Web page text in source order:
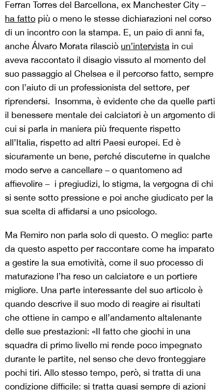
Ferran Torres del Barcellona, ex Manchester City –
ha fatto più o meno le stesse dichiarazioni nel corso
di un incontro con la stampa. E, un paio di anni fa,
anche Álvaro Morata rilasciò un’intervista in cui
aveva raccontato il disagio vissuto al momento del
suo passaggio al Chelsea e il percorso fatto, sempre
con l’aiuto di un professionista del settore, per
riprendersi. Insomma, è evidente che da quelle parti
il benessere mentale dei calciatori è un argomento di
cui si parla in maniera più frequente rispetto
all’Italia, rispetto ad altri Paesi europei. Ed è
sicuramente un bene, perché discuterne in qualche
modo serve a cancellare – o quantomeno ad
affievolire – i pregiudizi, lo stigma, la vergogna di chi
si sente sotto pressione e poi anche giudicato per la
sua scelta di affidarsi a uno psicologo.
Ma Remiro non parla solo di questo. O meglio: parte
da questo aspetto per raccontare come ha imparato
a gestire la sua emotività, come il suo processo di
maturazione l’ha reso un calciatore e un portiere
migliore. Una parte interessante del suo articolo è
quando descrive il suo modo di reagire ai risultati
che ottiene in campo e all’andamento altalenante
delle sue prestazioni: «Il fatto che giochi in una
squadra di primo livello mi rende poco impegnato
durante le partite, nel senso che devo fronteggiare
pochi tiri. Allo stesso tempo, però, si tratta di una
condizione difficile: si tratta quasi sempre di azioni